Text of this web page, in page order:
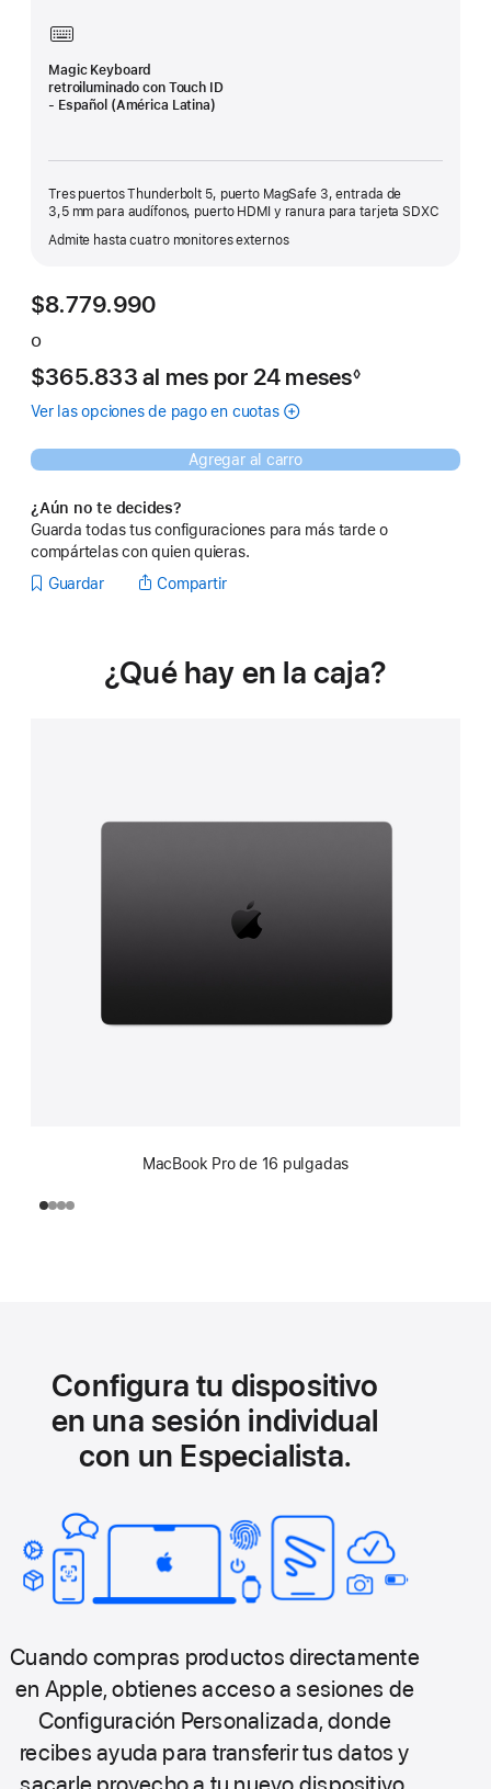
Magic Keyboard
retroiluminado con Touch ID
- Español (América Latina)
Tres puertos Thunderbolt 5, puerto MagSafe 3, entrada de
3,5 mm para audífonos, puerto HDMI y ranura para tarjeta SDXC
Admite hasta cuatro monitores externos
$8.779.990
o
$365.833 al mes Al
mes
por 24 mesesmeses
Nota
a
pie
página
◊
Ver las opciones de pago en cuotas
Agregar al carro
¿Aún no te decides?
Guarda todas tus configuraciones para más tarde o
compártelas con quien quieras.
Guardar
Compartir
¿Qué hay en la caja?
MacBook Pro de 16 pulgadas
Configura tu dispositivo
en una sesión individual
con un Especialista.
Cuando compras productos directamente
en Apple, obtienes acceso a sesiones de
Configuración Personalizada, donde
recibes ayuda para transferir tus datos y